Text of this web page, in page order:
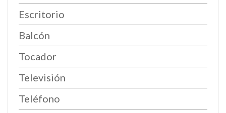
Escritorio
Balcón
Tocador
Televisión
Teléfono